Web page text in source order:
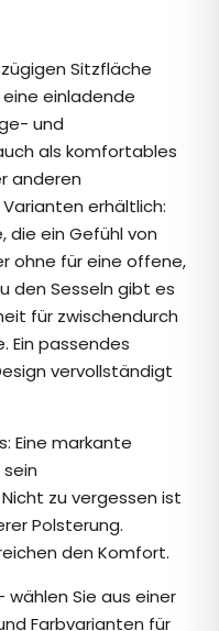
Sitzfläche
einladende
und
als komfortables
anderen
erhältlich:
die ein Gefühl von
ohne für eine offene,
den Sesseln gibt es
für zwischendurch
Ein passendes
vervollständigt
Eine markante
zu vergessen ist
Polsterung.
den Komfort.
wählen Sie aus einer
Farbvarianten für